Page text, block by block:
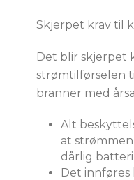
Skjerpet krav til
Det blir skjerpet
strømtilførselen
branner med
Alt
at
dårlig
Det innføres